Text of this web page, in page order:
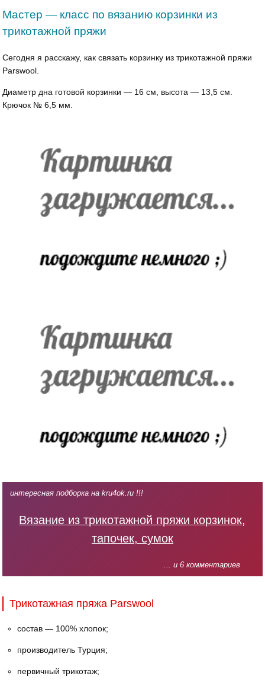
Мастер — класс по вязанию корзинки из
трикотажной пряжи
Сегодня я расскажу, как связать корзинку из трикотажной пряжи
Parswool.
Диаметр дна готовой корзинки — 16 см, высота — 13,5 см.
Крючок № 6,5 мм.
интересная подборка на kru4ok.ru !!!
Вязание из трикотажной пряжи корзинок,
тапочек, сумок
... и 6 комментариев
Трикотажная пряжа Parswool
состав — 100% хлопок;
производитель Турция;
первичный трикотаж;